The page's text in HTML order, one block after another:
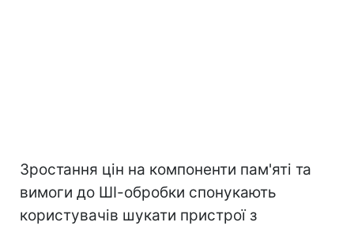
Зростання цін на компоненти пам'яті та
вимоги до ШІ-обробки спонукають
користувачів шукати пристрої з